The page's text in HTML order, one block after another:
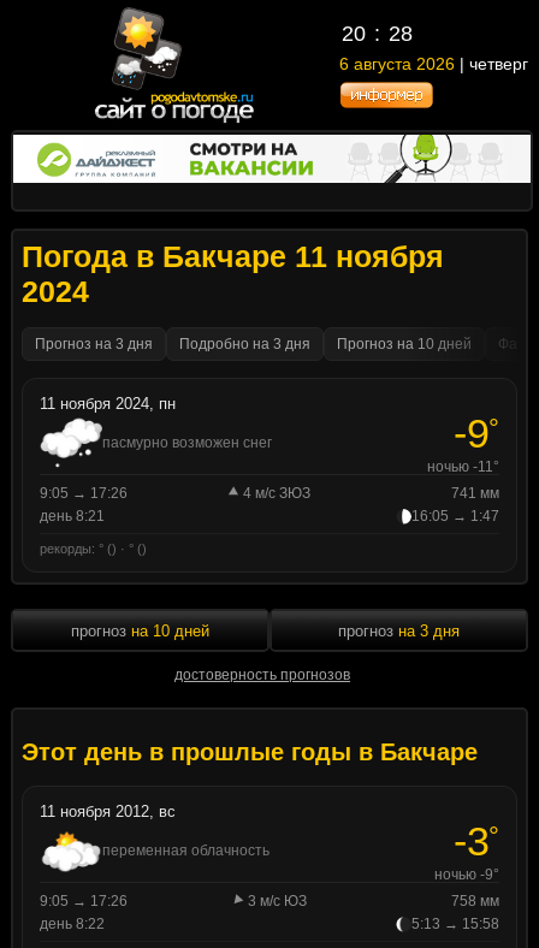
20 28
6 августа 2026 | четверг
Погода в Бакчаре 11 ноября
2024
Прогноз на 3 дня Подробно на 3 дня Прогноз на 10 дней
11 ноября 2024, пн
пасмурно возможен снег -9°
ночью -11°
9:05 → 17:26
4 м/с ЗЮЗ
741 мм
день 8:21
16:05 → 1:47
рекорды: ° () · ° ()
прогноз на 10 дней
достоверность прогнозов
прогноз на 3 дня
Этот день в прошлые годы в Бакчаре
11 ноября 2012, вс
переменная облачность -3°
ночью -9°
9:05 → 17:26
3 м/с ЮЗ
758 мм
день 8:22
5:13 → 15:58